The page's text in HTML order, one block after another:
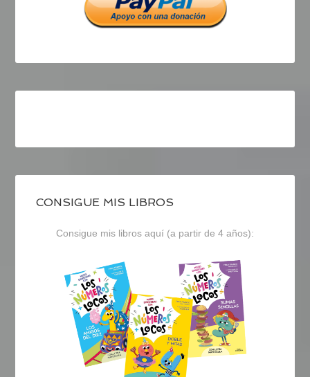
CONSIGUE MIS LIBROS
Consigue mis libros aquí (a partir de 4 años):